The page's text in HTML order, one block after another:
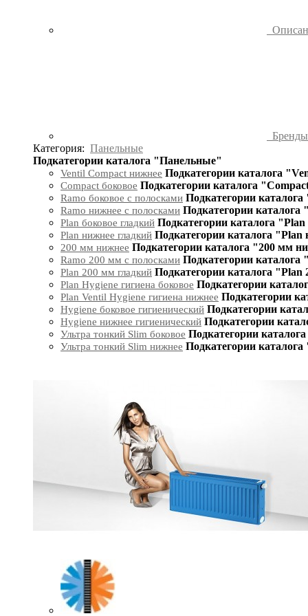
Бренды
Категория: Панельные
Подкатегории каталога "Панельные"
Ventil Compact нижнее Подкатегории каталога
Compact боковое Подкатегории каталога
Ramo боковое с полосками Подкатегории
Ramo нижнее с полосками Подкатегории
Plan боковое гладкий Подкатегории каталога "Plan
Plan нижнее гладкий Подкатегории каталога "Plan
200 мм нижнее Подкатегории каталога "200 мм
Ramo 200 мм с полосками Подкатегории
Plan 200 мм гладкий Подкатегории каталога "Plan
Plan Hygiene гигиена боковое Подкатегории
Plan Ventil Hygiene гигиена нижнее Подкатегории
Hygiene боковое гигиенический Подкатегории
Hygiene нижнее гигиенический Подкатегории
Ультра тонкий Slim боковое Подкатегории
Ультра тонкий Slim нижнее Подкатегории